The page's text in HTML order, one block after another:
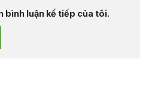
bình luận kế tiếp của tôi.